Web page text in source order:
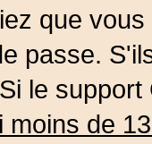
que
passe.
le
moins de